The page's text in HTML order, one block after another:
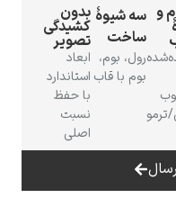
بدون
کشیدگی
تصویر
ابعاد
استاندارد
با حفظ
نسبت